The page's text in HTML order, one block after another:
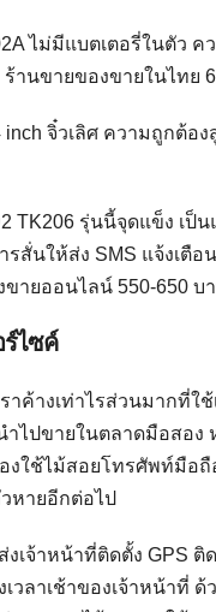
ไม่มีแบตเตอรี่ในตัว
านขายของขายในไทย
inch จิ๋วเลิศ ความถูกต้
TK206 รุ่นนี้จุดแข็ง เ
รสั่นให้ส่ง SMS แจ้งเตื
ขายออนไลน์ 550-650
ไซค์
าค้างเท่าไรส่วนมากที่
ไปขายในตลาดมือสอง
งใช้ไม้สอยโทรศัพท์มือ
หายอีกต่อไป
เจ้าหน้าที่ติดตั้ง GPS
วลาเช้าของเจ้าหน้าที่